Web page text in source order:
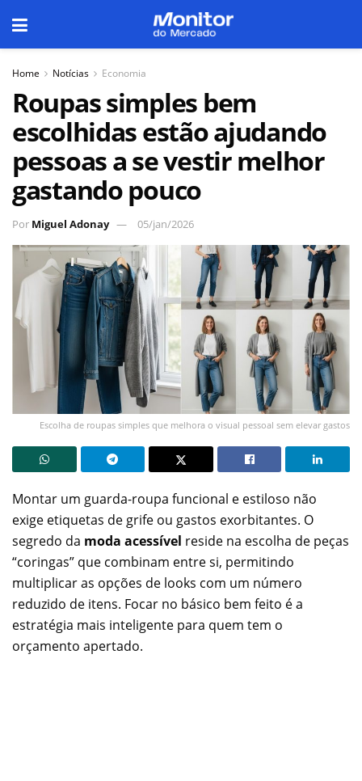
Home Notícias Economia
Roupas simples bem
escolhidas estão ajudando
pessoas a se vestir melhor
gastando pouco
Por Miguel Adonay 05/jan/2026
Escolha de roupas simples que melhora o visual pessoal sem elevar gastos
Montar um guarda-roupa funcional e estiloso não
exige etiquetas de grife ou gastos exorbitantes. O
segredo da moda acessível reside na escolha de peças
“coringas” que combinam entre si, permitindo
multiplicar as opções de looks com um número
reduzido de itens. Focar no básico bem feito é a
estratégia mais inteligente para quem tem o
orçamento apertado.